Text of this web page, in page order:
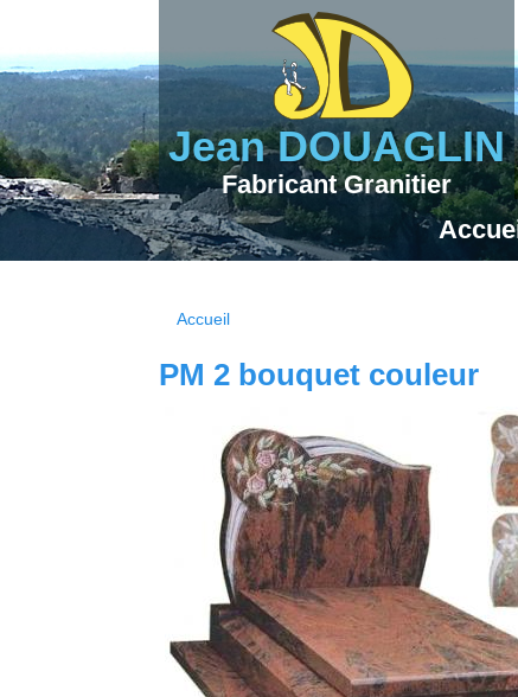
Jean DOUAGLIN
Fabricant Granitier
Accueil
PM 2 bouquet couleur